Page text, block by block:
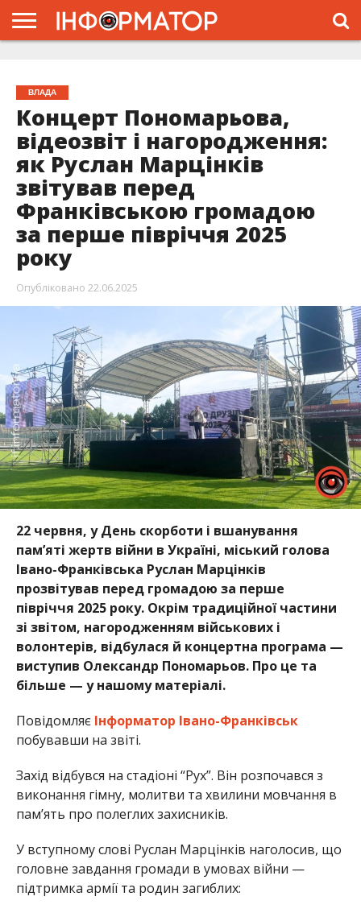
ВЛАДА
Концерт Пономарьова,
відеозвіт і нагородження:
як Руслан Марцінків
звітував перед
Франківською громадою
за перше півріччя 2025
року
Опубліковано 22.06.2025
22 червня, у День скорботи і вшанування
пам’яті жертв війни в Україні, міський голова
Івано-Франківська Руслан Марцінків
прозвітував перед громадою за перше
півріччя 2025 року. Окрім традиційної частини
зі звітом, нагородженням військових і
волонтерів, відбулася й концертна програма —
виступив Олександр Пономарьов. Про це та
більше — у нашому матеріалі.
ПовідомляєІнформатор Івано-Франківськ
побувавши на звіті.
Захід відбувся на стадіоні “Рух”. Він розпочався з
виконання гімну, молитви та хвилини мовчання в
пам’ять про полеглих захисників.
У вступному слові Руслан Марцінків наголосив, що
головне завдання громади в умовах війни —
підтримка армії та родин загиблих: